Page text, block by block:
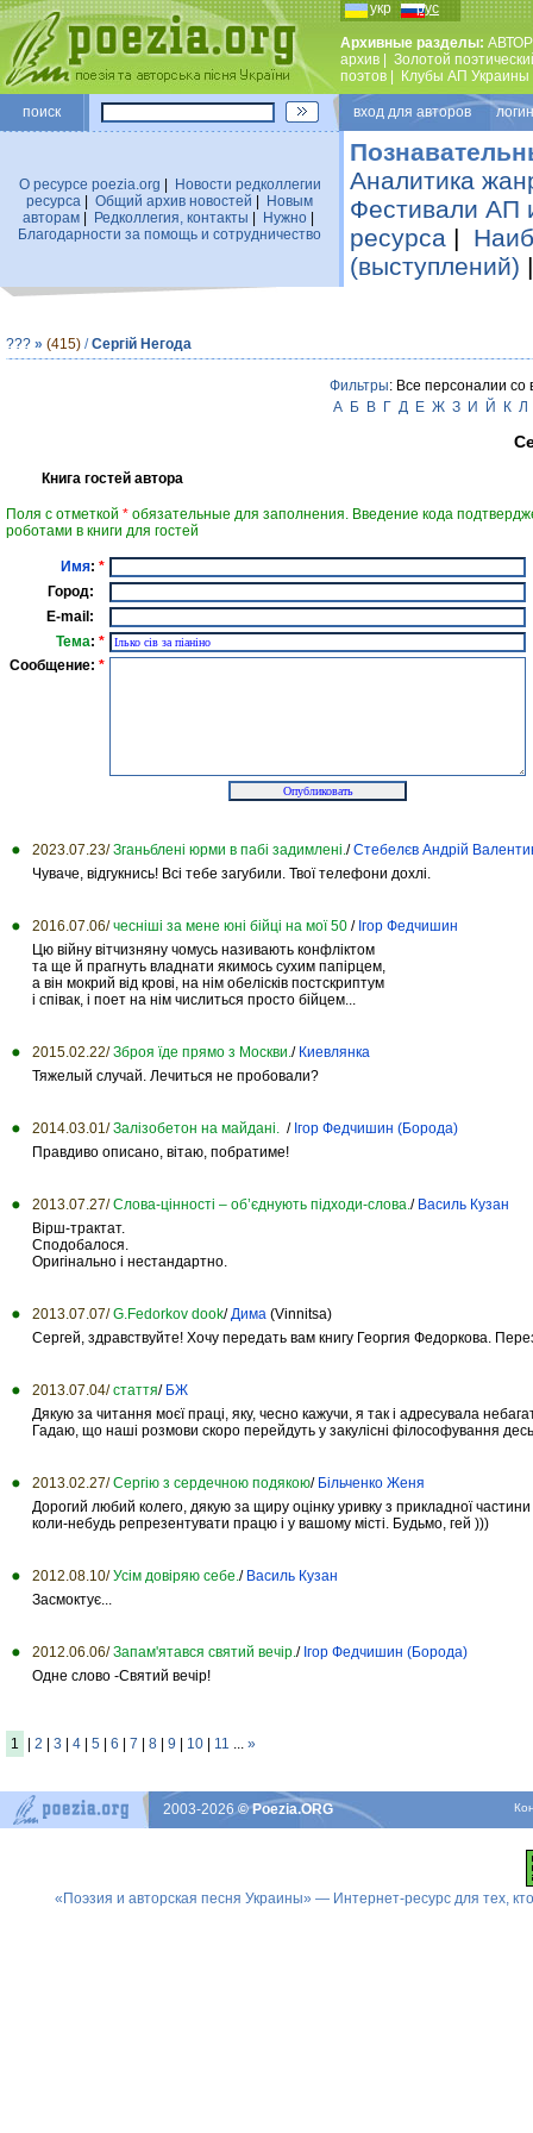
укр рус
Архивные разделы:
архив
Золотой
поэтов
Клубы АП Украины
поиск вход для авторов
О ресурсе poezia.org
Новости редколлегии
ресурса
Общий архив новостей
Новым
авторам| Редколлегия, контакты Нужно|
Благодарности за помощь и сотрудничество
Аналитика
Фестивали АП
ресурса |
(выступлений)
??? » (415) /Сергій Негода
Фильтры: Все персоналии со
А
Б В Г Д Е Ж З И Й К Л
Книга гостей автора
Поля с отметкой * обязательные для заполнения. Введение кода
роботами в книги для гостей
Имя: *
Город:
E-mail:
Тема: *
Сообщение: *
2023.07.23/ Зганьблені юрми в пабі задимлені./Стебелєв Андрій
Чуваче, відгукнись! Всі тебе загубили. Твої телефони дохлі.
2016.07.06/ чесніші за мене юні бійці на мої 50 / Ігор Федчишин
Цю війну вітчизняну чомусь називають конфліктом
та ще й прагнуть владнати якимось сухим папірцем,
а він мокрий від крові, на нім обелісків постскриптум
і співак, і поет на нім числиться просто бійцем...
2015.02.22/ Зброя їде прямо з Москви./ Киевлянка
Тяжелый случай. Лечиться не пробовали?
2014.03.01/ Залізобетон на майдані. / Ігор Федчишин (Борода)
Правдиво описано, вітаю, побратиме!
2013.07.27/ Слова-цінності – об’єднують підходи-слова./ Василь Кузан
Вірш-трактат.
Сподобалося.
Оригінально і нестандартно.
2013.07.07/ G.Fedorkov dook/Дима (Vinnitsa)
Сергей, здравствуйте! Хочу передать вам книгу Георгия Федоркова.
2013.07.04/ стаття/ БЖ
Дякую за читання моєї праці, яку, чесно кажучи, я так і адресувала
Гадаю, що наші розмови скоро перейдуть у закулісні філософування
2013.02.27/ Сергію з сердечною подякою/ Більченко Женя
Дорогий любий колего, дякую за щиру оцінку уривку з прикладної
коли-небудь репрезентувати працю і у вашому місті. Будьмо, гей )))
2012.08.10/ Усім довіряю себе./ Василь Кузан
Засмоктує...
2012.06.06/ Запам'ятався святий вечір./ Ігор Федчишин (Борода)
Одне слово -Святий вечір!
1 2 3 4 5 6 7 8 9 10 11 ... »
2003-2026© Poezia.ORG
«Поэзия и авторская песня Украины» — Интернет-ресурс для тех,